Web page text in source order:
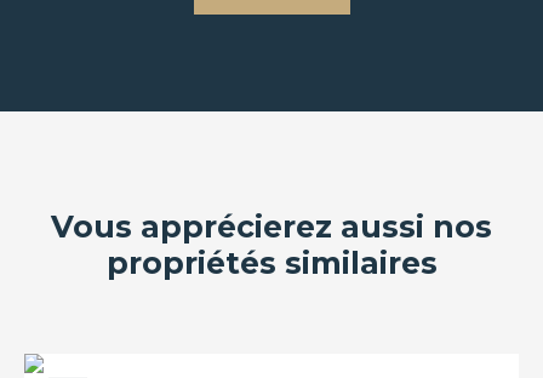
Vous apprécierez aussi nos
propriétés similaires